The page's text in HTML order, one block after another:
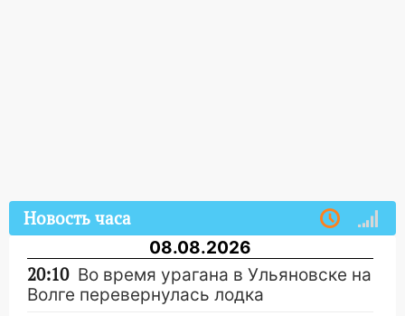
Новость часа
08.08.2026
20:10 Во время урагана в Ульяновске на
Волге перевернулась лодка